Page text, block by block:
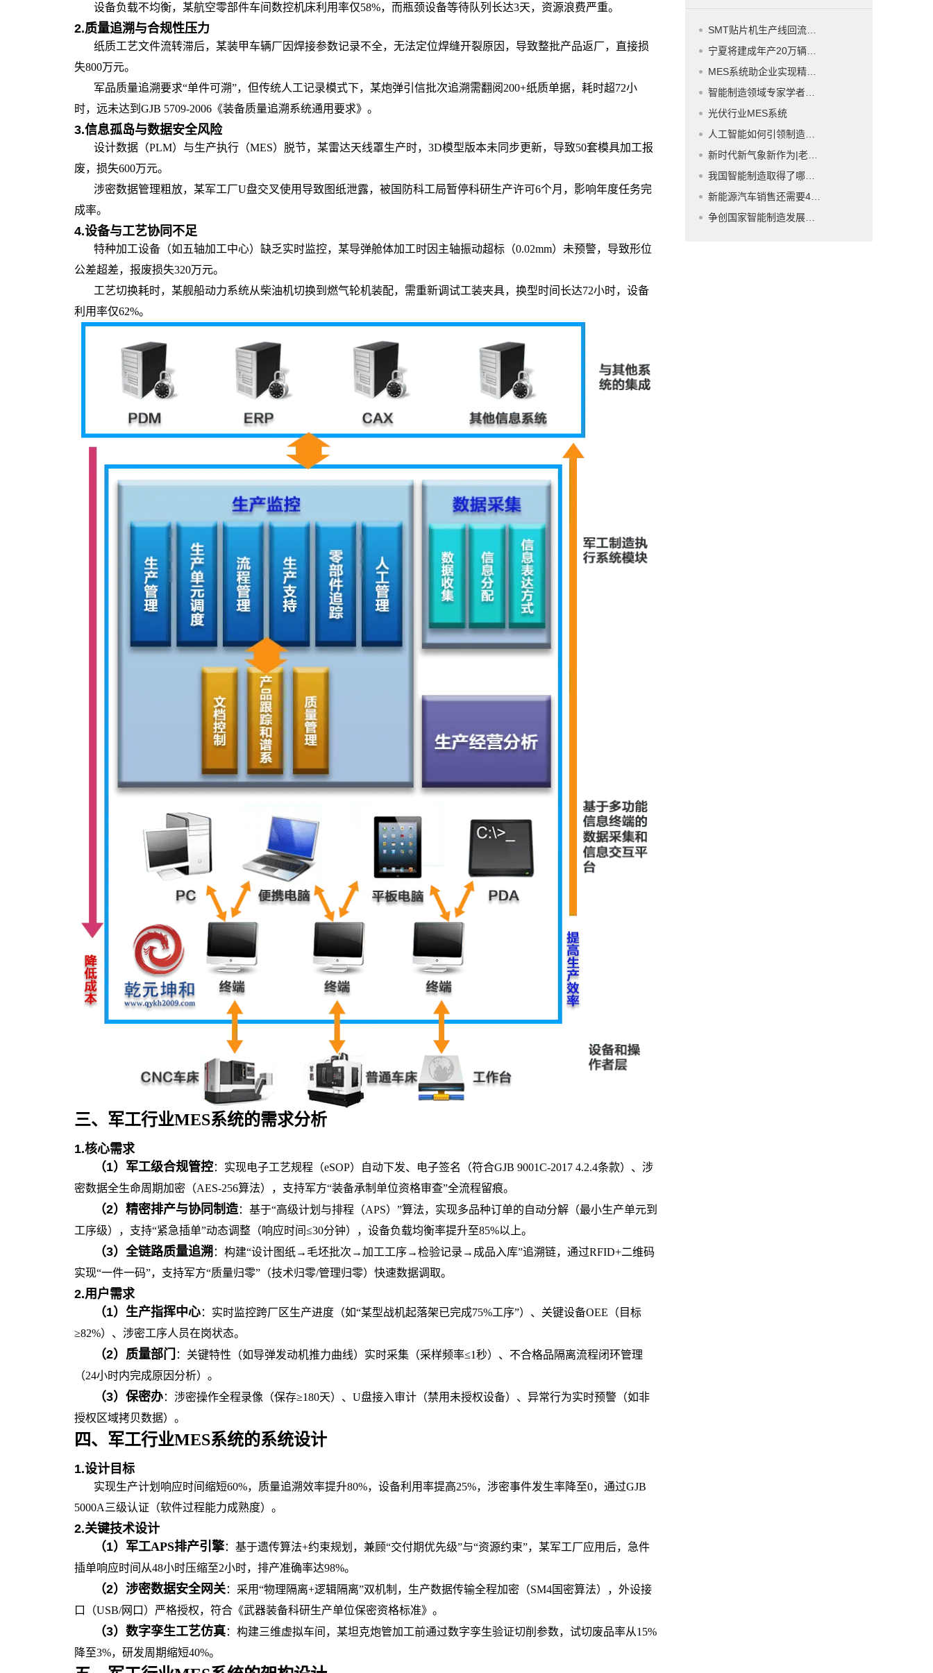
设备负载不均衡，某航空零部件车间数控机床利用率仅58%，而瓶颈设备等待队列长达3天，资源浪费严重。
2.质量追溯与合规性压力
纸质工艺文件流转滞后，某装甲车辆厂因焊接参数记录不全，无法定位焊缝开裂原因，导致整批产品返厂，直接损
失800万元。
军品质量追溯要求“单件可溯”，但传统人工记录模式下，某炮弹引信批次追溯需翻阅200+纸质单据，耗时超72小
时，远未达到GJB 5709-2006《装备质量追溯系统通用要求》。
3.信息孤岛与数据安全风险
设计数据（PLM）与生产执行（MES）脱节，某雷达天线罩生产时，3D模型版本未同步更新，导致50套模具加工报
废，损失600万元。
涉密数据管理粗放，某军工厂U盘交叉使用导致图纸泄露，被国防科工局暂停科研生产许可6个月，影响年度任务完
成率。
4.设备与工艺协同不足
特种加工设备（如五轴加工中心）缺乏实时监控，某导弹舱体加工时因主轴振动超标（0.02mm）未预警，导致形位
公差超差，报废损失320万元。
工艺切换耗时，某舰船动力系统从柴油机切换到燃气轮机装配，需重新调试工装夹具，换型时间长达72小时，设备
利用率仅62%。
三、军工行业MES系统的需求分析
1.核心需求
（1） 军工级合规管控：实现电子工艺规程（eSOP）自动下发、电子签名（符合GJB 9001C-2017 4.2.4条款）、涉
密数据全生命周期加密（AES-256算法），支持军方“装备承制单位资格审查”全流程留痕。
（2） 精密排产与协同制造：基于“高级计划与排程（APS）”算法，实现多品种订单的自动分解（最小生产单元到
工序级），支持“紧急插单”动态调整（响应时间≤30分钟），设备负载均衡率提升至85%以上。
（3） 全链路质量追溯 ：构建“设计图纸→毛坯批次→加工工序→检验记录→成品入库”追溯链，通过RFID+二维码
实现“一件一码”，支持军方“质量归零”（技术归零/管理归零）快速数据调取。
2.用户需求
（1） 生产指挥中心：实时监控跨厂区生产进度（如“某型战机起落架已完成75%工序”）、关键设备OEE（目标
≥82%）、涉密工序人员在岗状态。
（2） 质量部门
：关键特性（如导弹发动机推力曲线）实时采集（采样频率≤1秒）、不合格品隔离流程闭环管理
（24小时内完成原因分析）。
（3） 保密办：涉密操作全程录像（保存≥180天）、U盘接入审计（禁用未授权设备）、异常行为实时预警（如非
授权区域拷贝数据）。
四、军工行业MES系统的系统设计
1.设计目标
实现生产计划响应时间缩短60%，质量追溯效率提升80%，设备利用率提高25%，涉密事件发生率降至0，通过GJB
5000A三级认证（软件过程能力成熟度）。
2.关键技术设计
（1） 军工APS排产引擎：基于遗传算法+约束规划，兼顾“交付期优先级”与“资源约束”，某军工厂应用后，急件
插单响应时间从48小时压缩至2小时，排产准确率达98%。
（2） 涉密数据安全网关：采用“物理隔离+逻辑隔离”双机制，生产数据传输全程加密（SM4国密算法），外设接
口（USB/网口）严格授权，符合《武器装备科研生产单位保密资格标准》。
（3） 数字孪生工艺仿真：构建三维虚拟车间，某坦克炮管加工前通过数字孪生验证切削参数，试切废品率从15%
降至3%，研发周期缩短40%。
SMT贴片机生产线回流焊工艺
宁夏将建成年产20万辆新能源乘用车生产基地
MES系统助企业实现精益生产的最佳实践
智能制造领域专家学者核心建议总结
光伏行业MES系统
人工智能如何引领制造业新高地
新时代新气象新作为|老工业基地告别大老粗——辽宁从传统制造向智能制造迈进
我国智能制造取得了哪些成果？
新能源汽车销售还需要4S店吗
争创国家智能制造发展新高地